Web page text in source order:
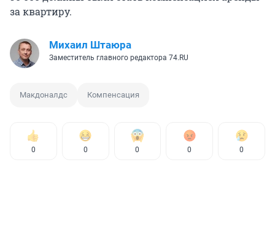
за квартиру.
Михаил Штаюра
Заместитель главного редактора 74.RU
Макдоналдс Компенсация
0 0 0 0 0